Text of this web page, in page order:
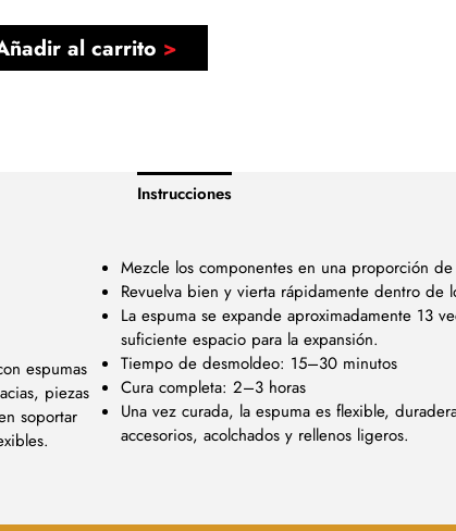
al carrito
Instrucciones
espumas
piezas
soportar
Mezcle los componentes en una proporción
Revuelva bien y vierta rápidamente dentro de
La espuma se expande aproximadamente 13
suficiente espacio para la expansión.
Tiempo de desmoldeo: 15–30 minutos
Cura completa: 2–3 horas
Una vez curada, la espuma es flexible,
accesorios, acolchados y rellenos ligeros.